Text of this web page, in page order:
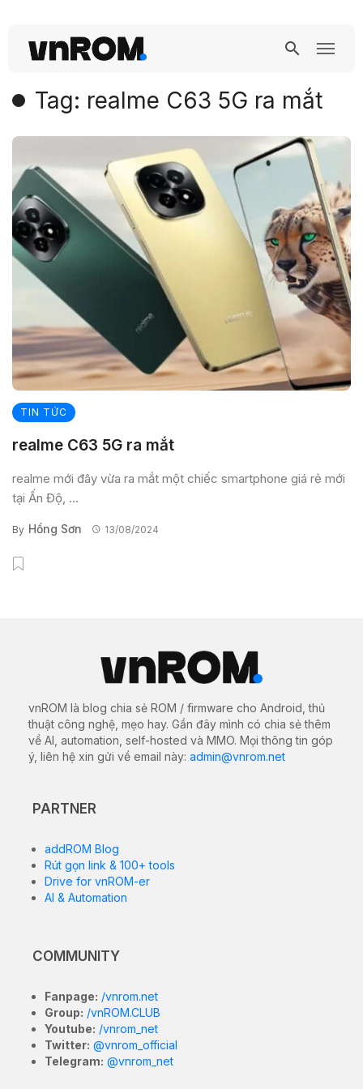
Tag: realme C63 5G ra mắt
TIN TỨC
realme C63 5G ra mắt
realme mới đây vừa ra mắt một chiếc smartphone giá rẻ mới
tại Ấn Độ, ...
By Hồng Sơn 13/08/2024
vnROM là blog chia sẻ ROM / firmware cho Android, thủ
thuật công nghệ, mẹo hay. Gần đây mình có chia sẻ thêm
về AI, automation, self-hosted và MMO. Mọi thông tin góp
ý, liên hệ xin gửi về email này: admin@vnrom.net
PARTNER
addROM Blog
Rút gọn link & 100+ tools
Drive for vnROM-er
AI & Automation
COMMUNITY
Fanpage: /vnrom.net
Group: /vnROM.CLUB
Youtube: /vnrom_net
Twitter: @vnrom_official
Telegram: @vnrom_net